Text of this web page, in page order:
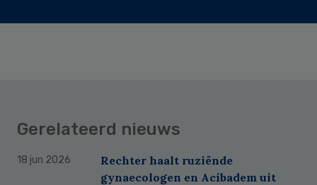
Gerelateerd nieuws
18 jun 2026
Rechter haalt ruziënde
gynaecologen en Acibadem uit